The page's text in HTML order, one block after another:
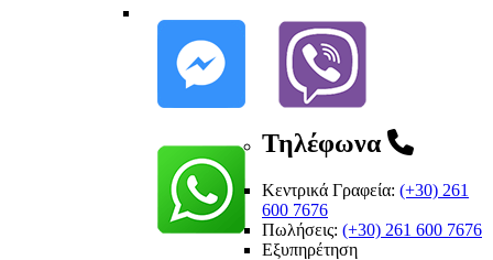
Τηλέφωνα
Κεντρικά Γραφεία: (+30) 261
600 7676
Πωλήσεις: (+30) 261 600 7676
Εξυπηρέτηση